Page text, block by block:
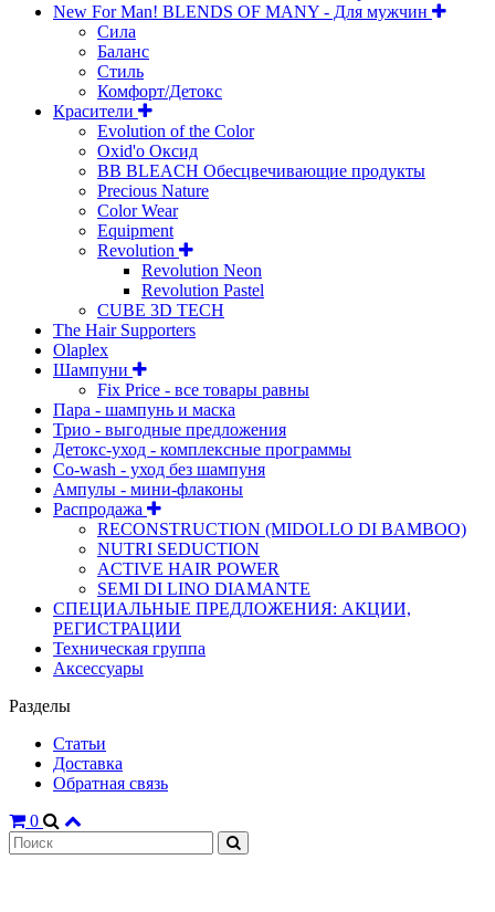
New For Man! BLENDS OF MANY - Для мужчин
Сила
Баланс
Стиль
Комфорт/Детокс
Красители
Evolution of the Color
Oxid'o Оксид
BB BLEACH Обесцвечивающие продукты
Precious Nature
Color Wear
Equipment
Revolution
Revolution Neon
Revolution Pastel
CUBE 3D TECH
The Hair Supporters
Olaplex
Шампуни
Fix Price - все товары равны
Пара - шампунь и маска
Трио - выгодные предложения
Детокс-уход - комплексные программы
Co-wash - уход без шампуня
Ампулы - мини-флаконы
Распродажа
RECONSTRUCTION (MIDOLLO DI BAMBOO)
NUTRI SEDUCTION
ACTIVE HAIR POWER
SEMI DI LINO DIAMANTE
СПЕЦИАЛЬНЫЕ ПРЕДЛОЖЕНИЯ: АКЦИИ,
РЕГИСТРАЦИИ
Техническая группа
Аксессуары
Разделы
Статьи
Доставка
Обратная связь
0